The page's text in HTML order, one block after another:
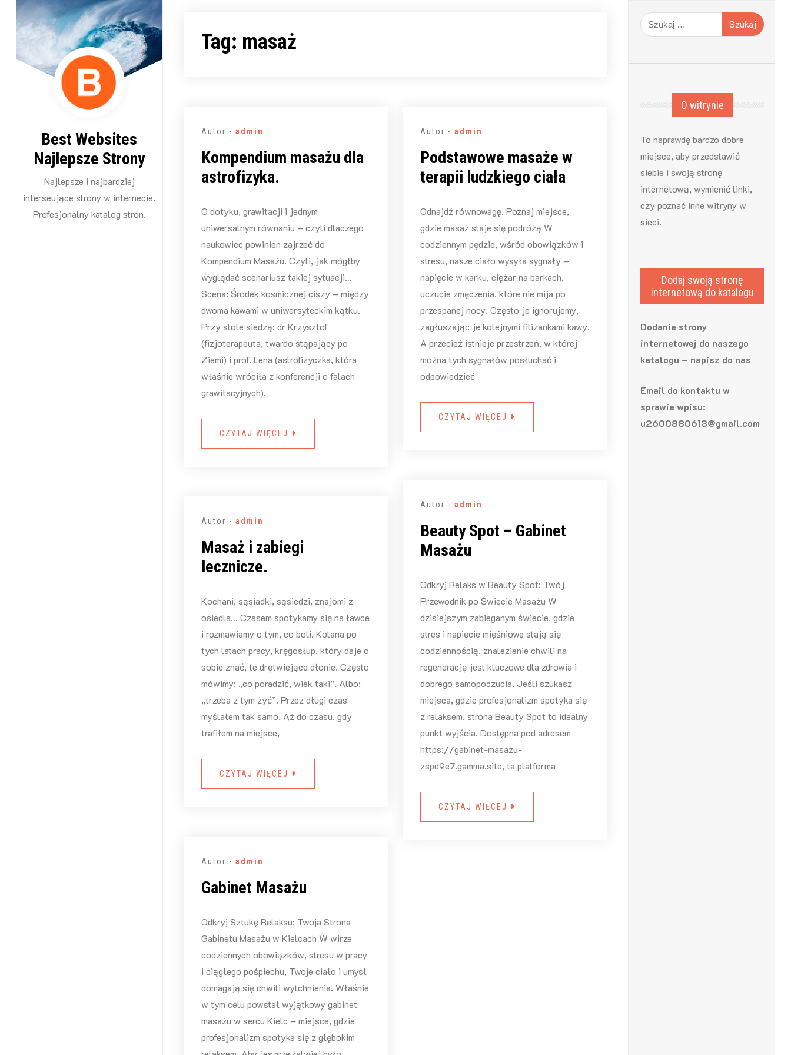
Przejdź
Best Websites
Najlepsze Strony
Najlepsze i najbardziej
interseujące strony w internecie.
Profesjonalny katalog stron.
Tag: masaż
Autor - admin
Kompendium masażu dla
astrofizyka.
O dotyku, grawitacji i jednym
uniwersalnym równaniu – czyli dlaczego
naukowiec powinien zajrzeć do
Kompendium Masażu. Czyli, jak mógłby
wyglądać scenariusz takiej sytuacji…
Scena: Środek kosmicznej ciszy – między
dwoma kawami w uniwersyteckim kątku.
Przy stole siedzą: dr Krzysztof
(fizjoterapeuta, twardo stąpający po
Ziemi) i prof. Lena (astrofizyczka, która
właśnie wróciła z konferencji o falach
grawitacyjnych).
CZYTAJ WIĘCEJ
Autor - admin
Podstawowe masaże w
terapii ludzkiego ciała
Odnajdź równowagę. Poznaj miejsce,
gdzie masaż staje się podróżą W
codziennym pędzie, wśród obowiązków i
stresu, nasze ciało wysyła sygnały –
napięcie w karku, ciężar na barkach,
uczucie zmęczenia, które nie mija po
przespanej nocy. Często je ignorujemy,
zagłuszając je kolejnymi filiżankami kawy.
A przecież istnieje przestrzeń, w której
można tych sygnałów posłuchać i
odpowiedzieć
CZYTAJ WIĘCEJ
Autor - admin
Beauty Spot – Gabinet
Masażu
Odkryj Relaks w Beauty Spot: Twój
Przewodnik po Świecie Masażu W
dzisiejszym zabieganym świecie, gdzie
stres i napięcie mięśniowe stają się
codziennością, znalezienie chwili na
regenerację jest kluczowe dla zdrowia i
dobrego samopoczucia. Jeśli szukasz
miejsca, gdzie profesjonalizm spotyka się
z relaksem, strona Beauty Spot to idealny
punkt wyjścia. Dostępna pod adresem
https://gabinet-masazu-
zspd9e7.gamma.site, ta platforma
CZYTAJ WIĘCEJ
Autor - admin
Masaż i zabiegi
lecznicze.
Kochani, sąsiadki, sąsiedzi, znajomi z
osiedla… Czasem spotykamy się na ławce
i rozmawiamy o tym, co boli. Kolana po
tych latach pracy, kręgosłup, który daje o
sobie znać, te drętwiejące dłonie. Często
mówimy: „co poradzić, wiek taki”. Albo:
„trzeba z tym żyć”. Przez długi czas
myślałem tak samo. Aż do czasu, gdy
trafiłem na miejsce,
CZYTAJ WIĘCEJ
Autor - admin
Gabinet Masażu
Odkryj Sztukę Relaksu: Twoja Strona
Gabinetu Masażu w Kielcach W wirze
codziennych obowiązków, stresu w pracy
i ciągłego pośpiechu, Twoje ciało i umysł
domagają się chwili wytchnienia. Właśnie
w tym celu powstał wyjątkowy gabinet
masażu w sercu Kielc – miejsce, gdzie
profesjonalizm spotyka się z głębokim
Szukaj:
O witrynie
To naprawdę bardzo dobre
miejsce, aby przedstawić
siebie i swoją stronę
internetową, wymienić linki,
czy poznać inne witryny w
sieci.
Dodaj swoją stronę
internetową do katalogu
Dodanie strony
internetowej do naszego
katalogu – napisz do nas
Email do kontaktu w
sprawie wpisu:
u2600880613@gmail.com